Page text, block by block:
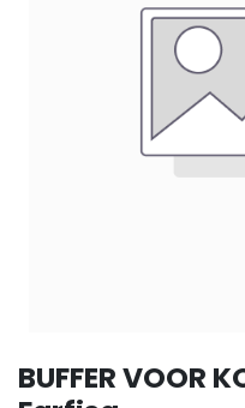
BUFFER VOOR